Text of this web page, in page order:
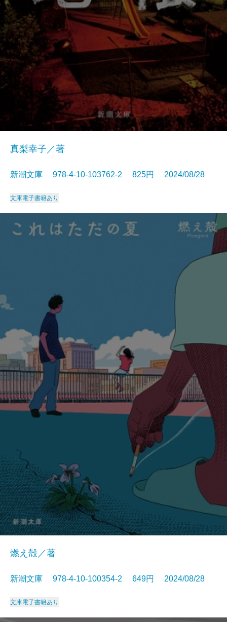
真梨幸子／著
新潮文庫 978-4-10-103762-2 825円 2024/08/28
文庫電子書籍あり
燃え殻／著
新潮文庫 978-4-10-100354-2 649円 2024/08/28
文庫電子書籍あり